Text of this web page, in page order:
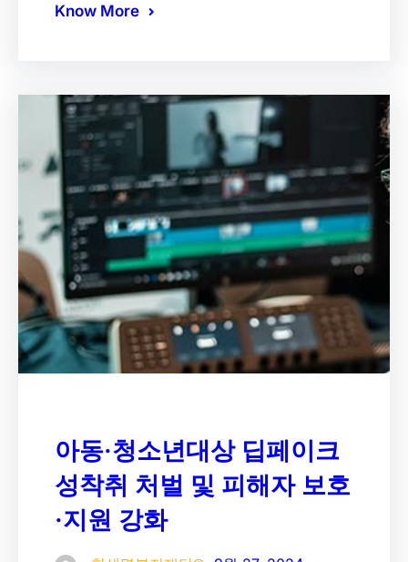
Know More
아동·청소년대상 딥페이크
성착취 처벌 및 피해자 보호
·지원 강화